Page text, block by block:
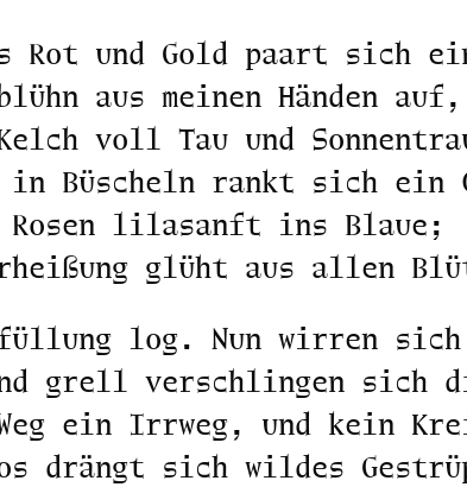
Rot und Gold paart sich
aus meinen Händen auf,
voll Tau und
in Büscheln rankt sich ein
Rosen lilasanft ins Blaue;
glüht aus allen
log. Nun wirren sich
grell verschlingen sich
ein Irrweg, und kein
drängt sich wildes